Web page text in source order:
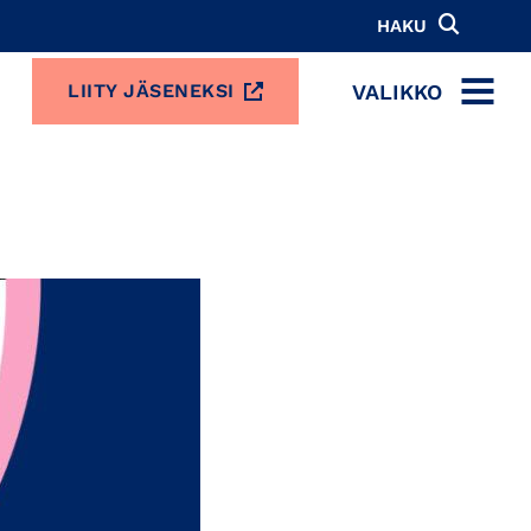
HAKU
LIITY JÄSENEKSI VALIKKO
MENU